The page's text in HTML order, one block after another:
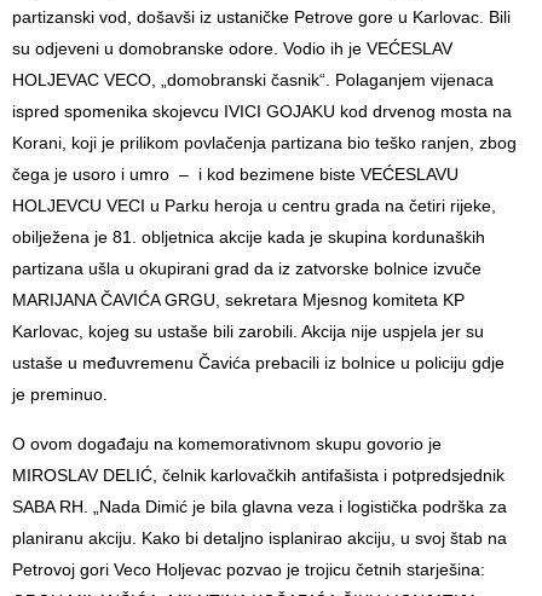
partizanski vod, došavši iz ustaničke Petrove gore u Karlovac. Bili
su odjeveni u domobranske odore. Vodio ih je VEĆESLAV
HOLJEVAC VECO, „domobranski časnik“. Polaganjem vijenaca
ispred spomenika skojevcu IVICI GOJAKU kod drvenog mosta na
Korani, koji je prilikom povlačenja partizana bio teško ranjen, zbog
čega je usoro i umro – i kod bezimene biste VEĆESLAVU
HOLJEVCU VECI u Parku heroja u centru grada na četiri rijeke,
obilježena je 81. obljetnica akcije kada je skupina kordunaških
partizana ušla u okupirani grad da iz zatvorske bolnice izvuče
MARIJANA ČAVIĆA GRGU, sekretara Mjesnog komiteta KP
Karlovac, kojeg su ustaše bili zarobili. Akcija nije uspjela jer su
ustaše u međuvremenu Čavića prebacili iz bolnice u policiju gdje
je preminuo.
O ovom događaju na komemorativnom skupu govorio je
MIROSLAV DELIĆ, čelnik karlovačkih antifašista i potpredsjednik
SABA RH. „Nada Dimić je bila glavna veza i logistička podrška za
planiranu akciju. Kako bi detaljno isplanirao akciju, u svoj štab na
Petrovoj gori Veco Holjevac pozvao je trojicu četnih starješina: